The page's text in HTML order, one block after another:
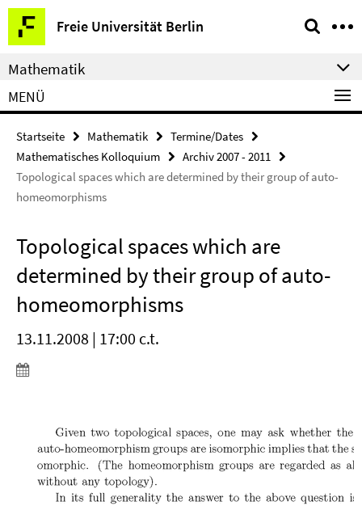
Springe
direkt
zu
Inhalt
Freie Universität Berlin
Service-
Navigation
Mathematik
MENÜ
Startseite Mathematik
Termine/Dates
Mathematisches Kolloquium
Archiv 2007 - 2011
Topological spaces which are determined by their group of auto-
homeomorphisms
Topological spaces which are
determined by their group of auto-
homeomorphisms
13.11.2008 | 17:00 c.t.